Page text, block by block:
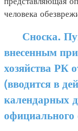
человека
Сноска.
внесенным
хозяйства РК
(вводится в
календарных
официального